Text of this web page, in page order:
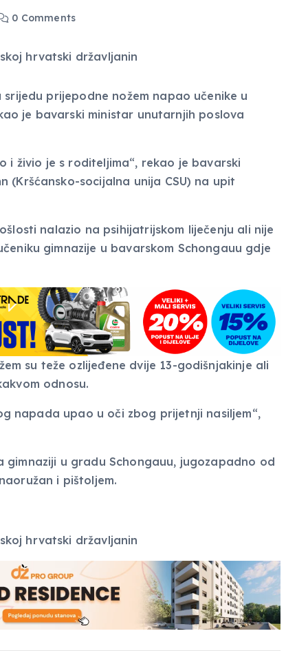
0 Comments
prijepodne nožem napao učenike u
je bavarski ministar unutarnjih poslova
i živio je s roditeljima“, rekao je bavarski
(Kršćansko-socijalna unija CSU) na upit
nalazio na psihijatrijskom liječenju ali nije
gimnazije u bavarskom Schongauu gdje
su teže ozlijeđene dvije 13-godišnjakinje ali
odnosu.
napada upao u oči zbog prijetnji nasiljem“,
gimnaziji u gradu Schongauu, jugozapadno od
i pištoljem.